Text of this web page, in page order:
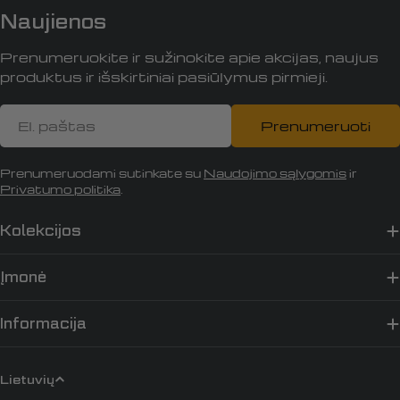
Kolekcijos
Įmonė
Informacija
Naujienos
Prenumeruokite ir sužinokite apie akcijas, naujus
produktus ir išskirtiniai pasiūlymus pirmieji.
El.
paštas
Prenumeruoti
Prenumeruodami sutinkate su Naudojimo sąlygomis ir
Privatumo politika
K
Lietuvių